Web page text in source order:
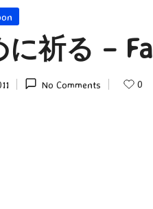
祈る –
No Comments 0